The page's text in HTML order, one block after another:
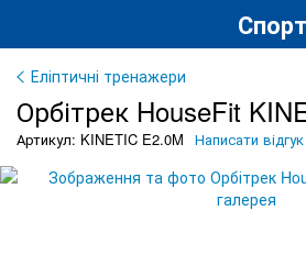
Еліптичні тренажери
Орбітрек HouseFit
Артикул: KINETIC E2.0M Написати відгук